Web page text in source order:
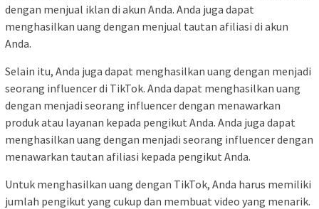
dengan menjual iklan di akun Anda. Anda juga dapat
menghasilkan uang dengan menjual tautan afiliasi di akun
Anda.
Selain itu, Anda juga dapat menghasilkan uang dengan menjadi
seorang influencer di TikTok. Anda dapat menghasilkan uang
dengan menjadi seorang influencer dengan menawarkan
produk atau layanan kepada pengikut Anda. Anda juga dapat
menghasilkan uang dengan menjadi seorang influencer dengan
menawarkan tautan afiliasi kepada pengikut Anda.
Untuk menghasilkan uang dengan TikTok, Anda harus memiliki
jumlah pengikut yang cukup dan membuat video yang menarik.